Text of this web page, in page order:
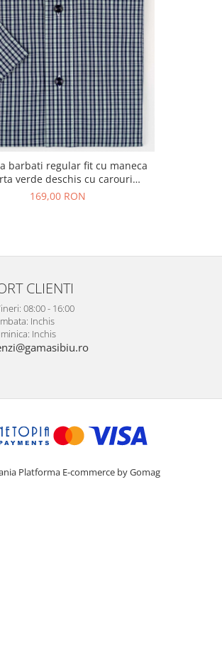
barbati regular fit cu maneca
verde deschis cu carouri
bleumarin si albe 2XL
169,00 RON
CLIENTI
08:00 - 16:00
Inchis
Inchis
Platforma E-commerce by Gomag